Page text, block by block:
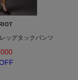
ッグタックパンツ